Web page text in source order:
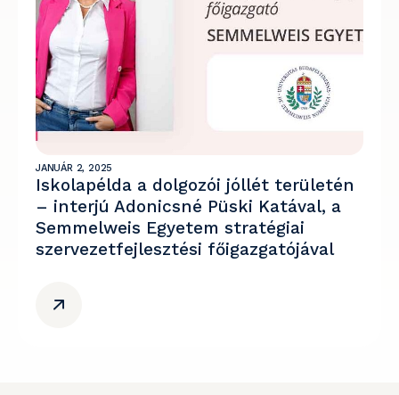
JANUÁR 2, 2025
Iskolapélda a dolgozói jóllét területén
– interjú Adonicsné Püski Katával, a
Semmelweis Egyetem stratégiai
szervezetfejlesztési főigazgatójával